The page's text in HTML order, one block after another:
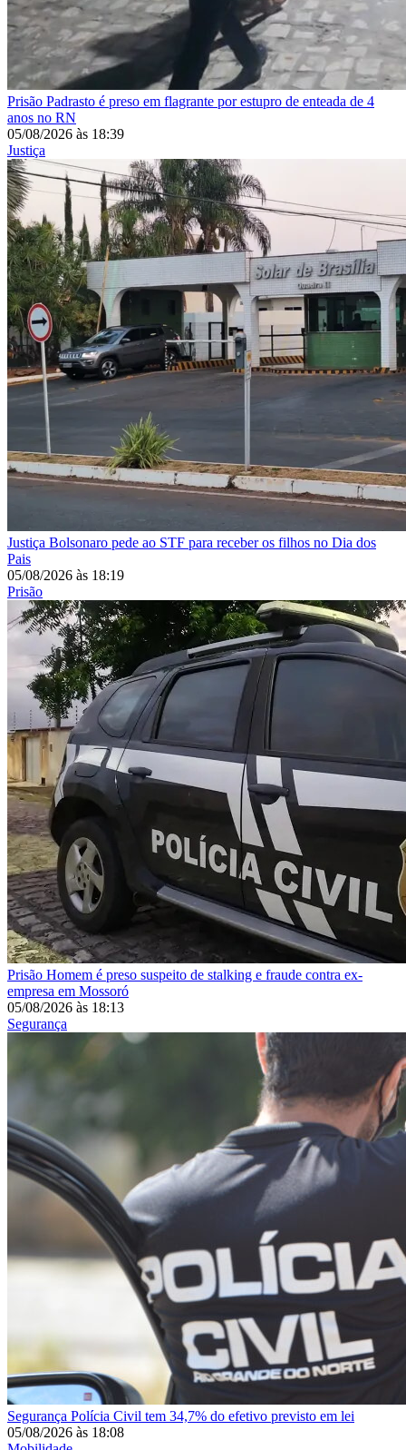
Prisão Padrasto é preso em flagrante por estupro de enteada de 4
anos no RN
05/08/2026 às 18:39
Justiça
Justiça Bolsonaro pede ao STF para receber os filhos no Dia dos
Pais
05/08/2026 às 18:19
Prisão
Prisão Homem é preso suspeito de stalking e fraude contra ex-
empresa em Mossoró
05/08/2026 às 18:13
Segurança
Segurança Polícia Civil tem 34,7% do efetivo previsto em lei
05/08/2026 às 18:08